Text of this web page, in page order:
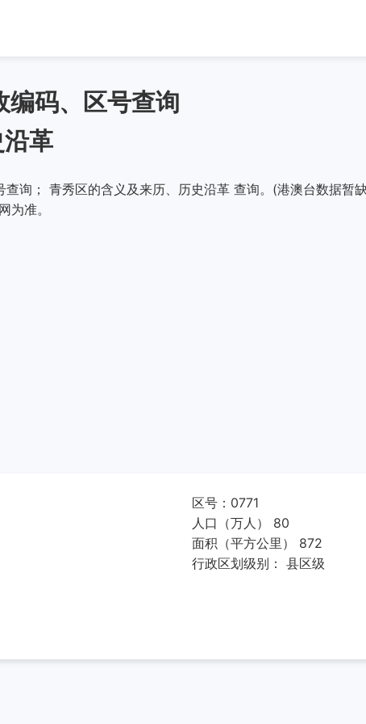
编码、区号查询
革
询； 青秀区的含义及来历、历史沿革 查询。(港澳台数据暂
为准。
区号：0771
人口（万人） 80
面积（平方公里） 872
行政区划级别： 县区级